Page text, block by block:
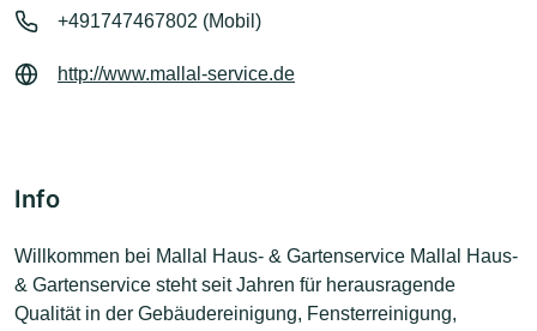
+491747467802 (Mobil)
http://www.mallal-service.de
Info
Willkommen bei Mallal Haus- & Gartenservice Mallal Haus-
& Gartenservice steht seit Jahren für herausragende
Qualität in der Gebäudereinigung, Fensterreinigung,